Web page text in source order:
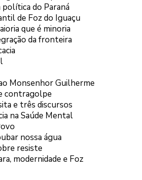
do Paraná
de Foz do Iguaçu
que é minoria
da fronteira
Monsenhor Guilherme
contragolpe
e três discursos
na Saúde Mental
nossa água
resiste
modernidade e Foz